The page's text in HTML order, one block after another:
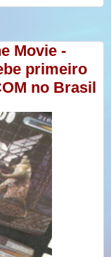
Movie -
primeiro
no Brasil